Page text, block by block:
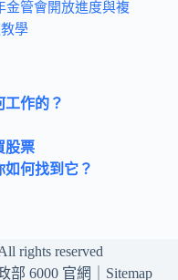
金管會開放進度與複
學
作的？
股票
何找到它？
rights reserved
6000 官網｜ Sitemap